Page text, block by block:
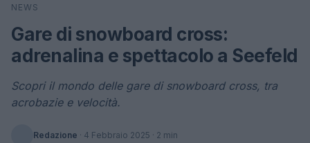
Cerca
NEWS
Gare di snowboard cross:
adrenalina e spettacolo a Seefeld
Scopri il mondo delle gare di snowboard cross, tra
acrobazie e velocità.
Redazione · 4 Febbraio 2025 · 2 min